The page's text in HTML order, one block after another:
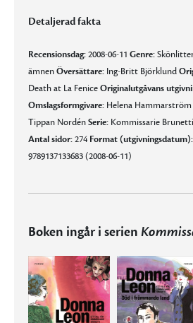
Detaljerad fakta
Recensionsdag:2008-06-11 Genre:
ämnenÖversättare: Ing-Britt Björklund
Death at La FeniceOriginalutgåvans
Omslagsformgivare: Helena Hammarström
Tippan NordénSerie: Kommissarie Brunetti
Antal sidor:274 Format (utgivningsdatum):
9789137133683 (2008-06-11)
Boken ingår i serien